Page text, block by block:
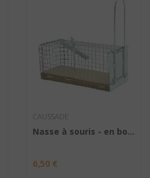
CAUSSADE
Nasse à souris - en bois FSC
6,50 €